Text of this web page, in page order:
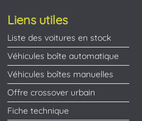
Liens utiles
Liste des voitures en stock
Véhicules boîte automatique
Véhicules boîtes manuelles
Offre crossover urbain
Fiche technique